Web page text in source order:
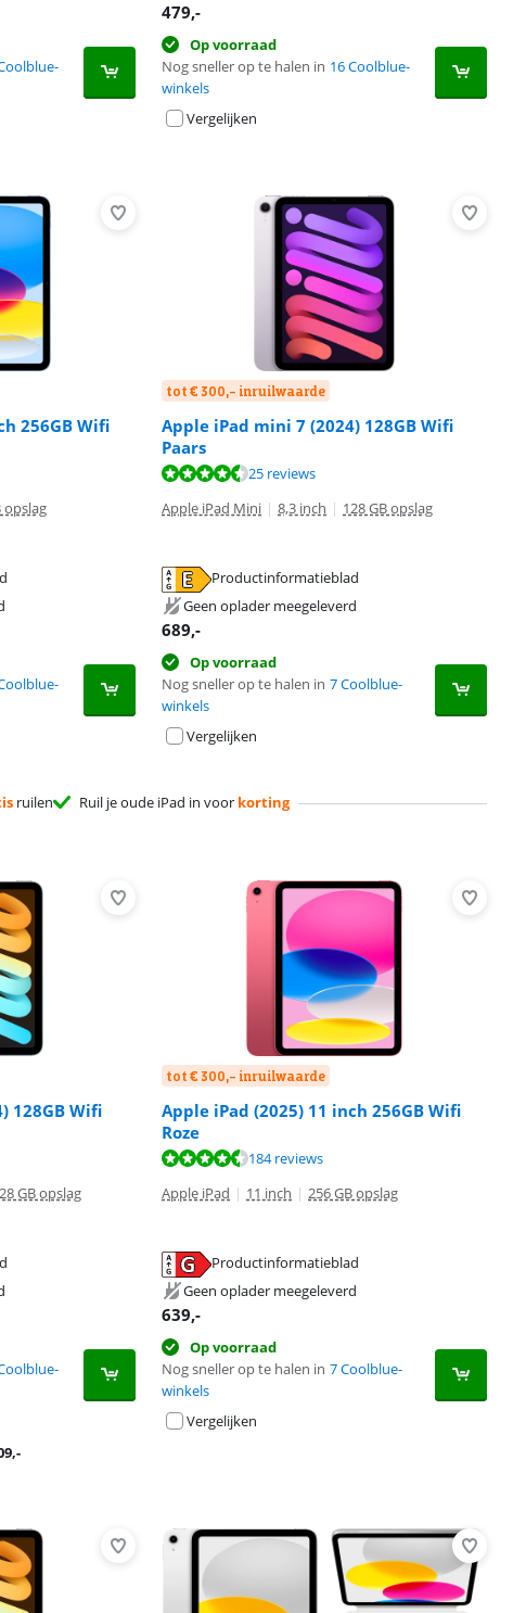
479,-
Op voorraad
Nog sneller op te halen in 16 Coolblue-
winkels
Vergelijken
256GB Wifi
opslag
tot € 300,- inruilwaarde
Apple iPad mini 7 (2024) 128GB Wifi
Paars
25 reviews
Apple iPad Mini | 8,3 inch | 128 GB opslag
Productinformatieblad
Geen oplader meegeleverd
689,-
Op voorraad
Nog sneller op te halen in 7 Coolblue-
winkels
Vergelijken
ruilen Ruil je oude iPad in voor korting
128GB Wifi
GB opslag
,-
tot € 300,- inruilwaarde
Apple iPad (2025) 11 inch 256GB Wifi
Roze
184 reviews
Apple iPad | 11 inch | 256 GB opslag
Productinformatieblad
Geen oplader meegeleverd
639,-
Op voorraad
Nog sneller op te halen in 7 Coolblue-
winkels
Vergelijken